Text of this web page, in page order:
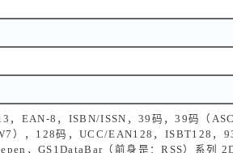
，EAN-8，ISBN/ISSN，39码，39码（
），128码，UCC/EAN128，ISBT128，
，GS1DataBar（前身是：RSS）系列